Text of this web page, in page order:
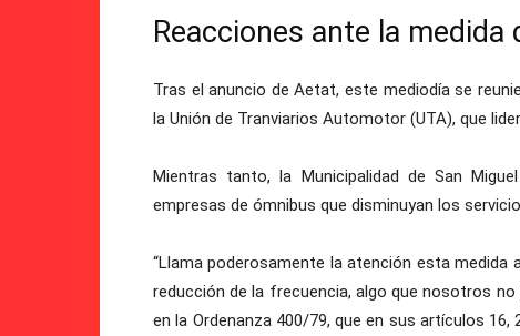
Reacciones ante la medida
Tras el anuncio de Aetat, este mediodía se
la Unión de Tranviarios Automotor (UTA), que
Mientras tanto, la Municipalidad de San
empresas de ómnibus que disminuyan los
“Llama poderosamente la atención esta medida
reducción de la frecuencia, algo que nosotros
en la Ordenanza 400/79, que en sus artículos